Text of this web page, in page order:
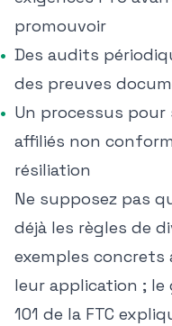
promouvoir
Des audits
des preuves
Un processus
affiliés non
résiliation
Ne supposez pas
déjà les règles de
exemples
leur application ; le
101 de la FTC